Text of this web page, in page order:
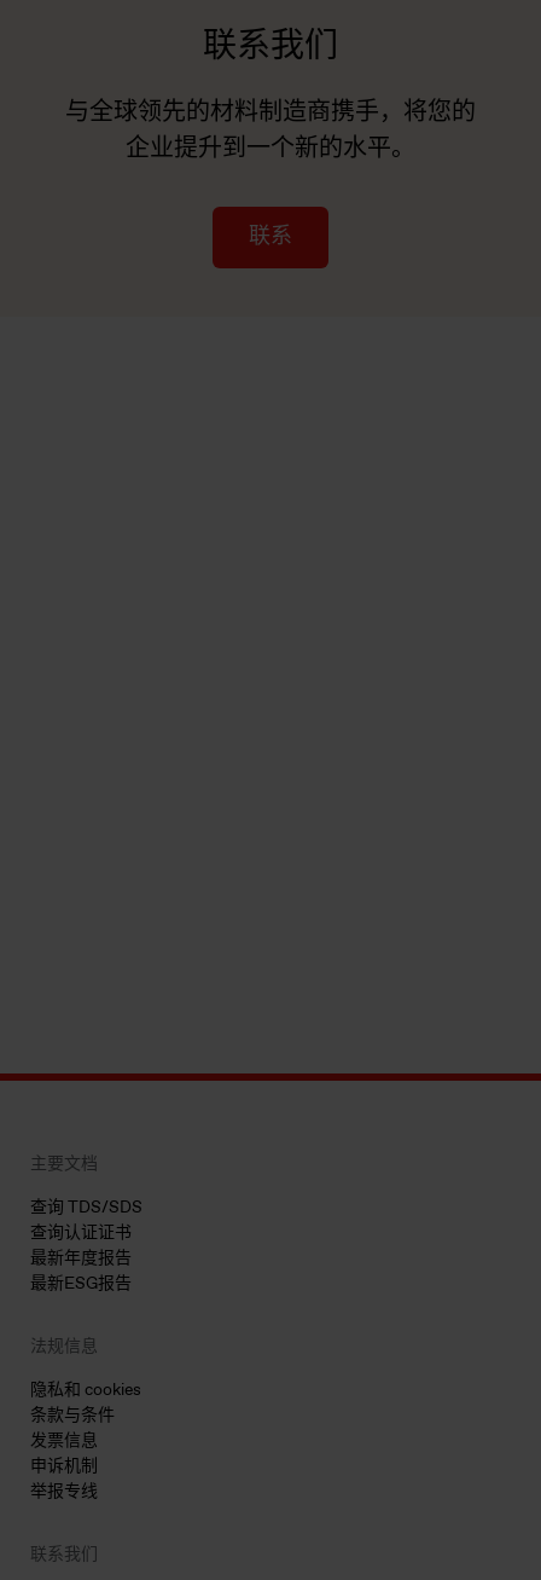
联系我们
与全球领先的材料制造商携手，将您的
企业提升到一个新的水平。
联系
主要文档
查询 TDS/SDS
查询认证证书
最新年度报告
最新ESG报告
法规信息
隐私和 cookies
条款与条件
发票信息
申诉机制
举报专线
联系我们